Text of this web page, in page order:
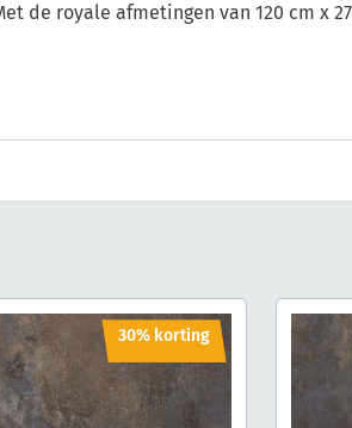
de royale afmetingen van 120 cm x
30% korting